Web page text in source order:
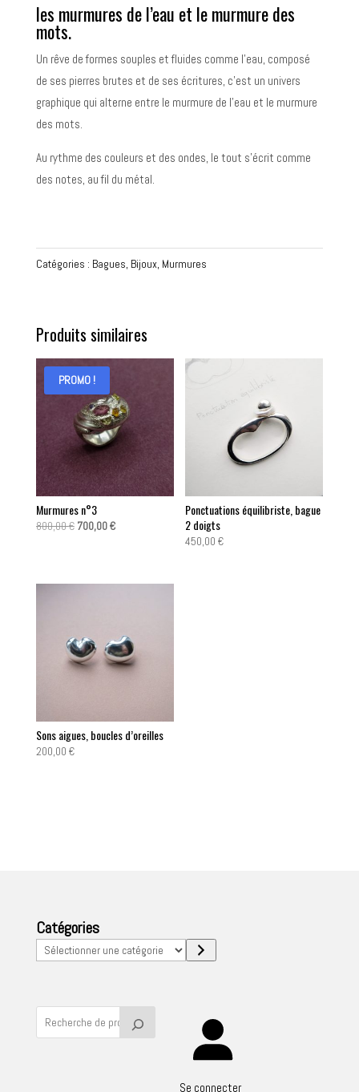
les murmures de l’eau et le murmure des
mots.
Un rêve de formes souples et fluides comme l’eau, composé
de ses pierres brutes et de ses écritures, c’est un univers
graphique qui alterne entre le murmure de l’eau et le murmure
des mots.
Au rythme des couleurs et des ondes, le tout s’écrit comme
des notes, au fil du métal.
Catégories : Bagues, Bijoux, Murmures
Produits similaires
PROMO !
Murmures n°3
800,00€ Le
était :
700,00€Le
est :
Ponctuations équilibriste, bague
2 doigts
450,00€
Sons aigues, boucles d’oreilles
200,00 €
Catégories
Sélectionner
Se connecter